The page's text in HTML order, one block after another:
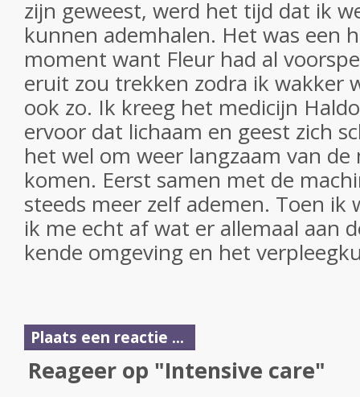
zijn geweest, werd het tijd dat ik
kunnen ademhalen. Het was een
moment want Fleur had al
eruit zou trekken zodra ik wakker
ook zo. Ik kreeg het medicijn
ervoor dat lichaam en geest zich
het wel om weer langzaam van
komen. Eerst samen met de
steeds meer zelf ademen. Toen ik
ik me echt af wat er allemaal aan
kende omgeving en het
Plaats een reactie ...
Reageer op "Intensive care"